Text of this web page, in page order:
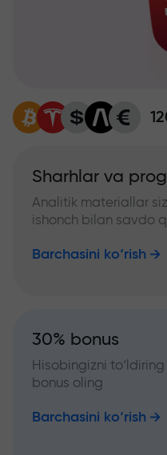
Sharhlar va
Analitik materiallar
ishonch bilan savdo
Barchasini ko‘rish
30% bonus
Hisobingizni
bonus oling
Barchasini ko‘rish